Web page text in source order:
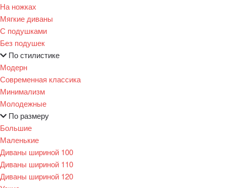
На ножках
Мягкие диваны
С подушками
Без подушек
По стилистике
Модерн
Современная классика
Минимализм
Молодежные
По размеру
Большие
Маленькие
Диваны шириной 100
Диваны шириной 110
Диваны шириной 120